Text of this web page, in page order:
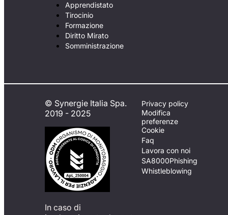
Apprendistato
Tirocinio
Formazione
Diritto Mirato
Somministrazione
© Synergie Italia Spa.
2019 - 2025
In caso di
Privacy policy
Modifica
preferenze
Cookie
Faq
Lavora con noi
SA8000Phishing
Whistleblowing